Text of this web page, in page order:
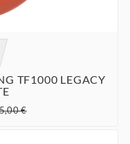
TF1000 LEGACY
€